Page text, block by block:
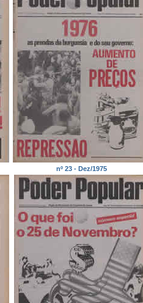
nº 23 - Dez/1975